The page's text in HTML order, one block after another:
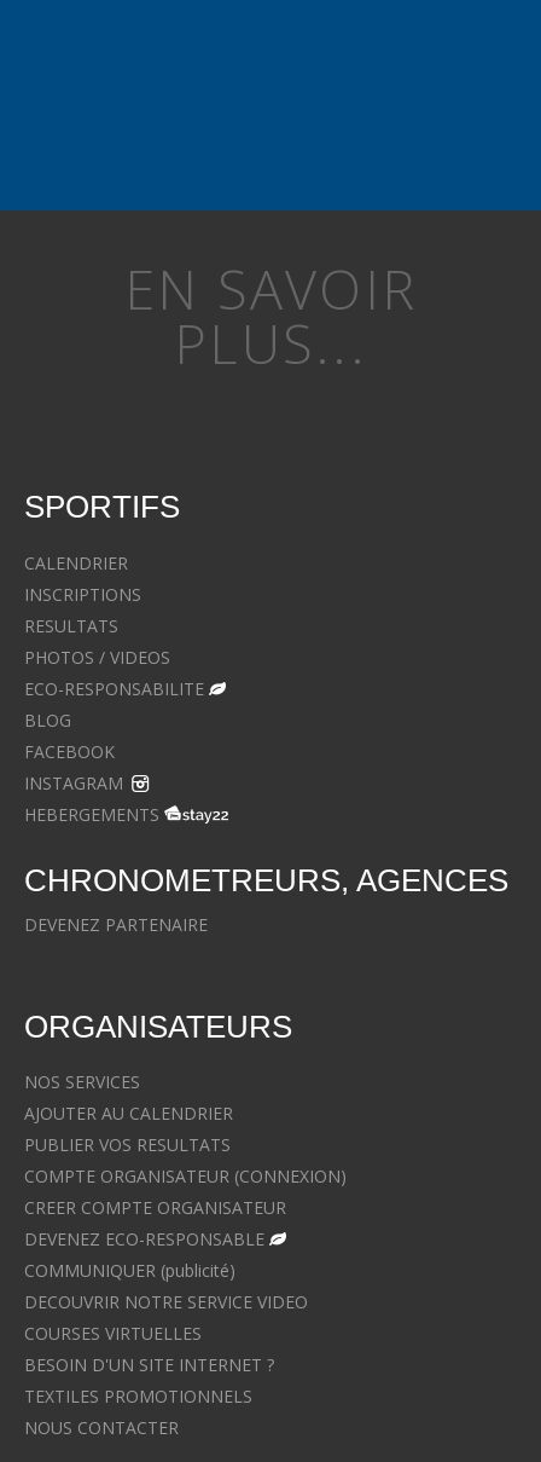
EN SAVOIR
PLUS...
SPORTIFS
CALENDRIER
INSCRIPTIONS
RESULTATS
PHOTOS / VIDEOS
ECO-RESPONSABILITE
BLOG
FACEBOOK
INSTAGRAM
HEBERGEMENTS
CHRONOMETREURS, AGENCES
DEVENEZ PARTENAIRE
ORGANISATEURS
NOS SERVICES
AJOUTER AU CALENDRIER
PUBLIER VOS RESULTATS
COMPTE ORGANISATEUR (CONNEXION)
CREER COMPTE ORGANISATEUR
DEVENEZ ECO-RESPONSABLE
COMMUNIQUER (publicité)
DECOUVRIR NOTRE SERVICE VIDEO
COURSES VIRTUELLES
BESOIN D'UN SITE INTERNET ?
TEXTILES PROMOTIONNELS
NOUS CONTACTER